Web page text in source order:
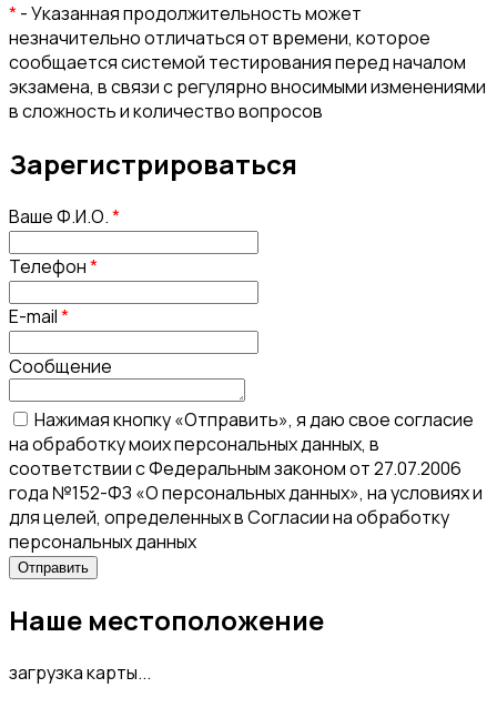
*- Указанная продолжительность может
незначительно отличаться от времени, которое
сообщается системой тестирования перед началом
экзамена, в связи с регулярно вносимыми изменениями
в сложность и количество вопросов
Зарегистрироваться
Ваше Ф.И.О.*
Телефон*
E-mail*
Сообщение
Нажимая кнопку «Отправить», я даю свое согласие
на обработку моих персональных данных, в
соответствии с Федеральным законом от 27.07.2006
года №152-ФЗ «О персональных данных», на условиях и
для целей, определенных в Согласии на обработку
персональных данных
Наше местоположение
загрузка карты...